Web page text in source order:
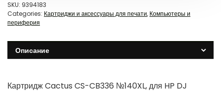
SKU: 9394183
Categories: Картриджи и аксессуары для печати, Компьютеры и
периферия
Описание
Картридж Cactus CS-CB336 №140XL, для HP DJ